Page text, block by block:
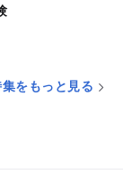
をもっと見る